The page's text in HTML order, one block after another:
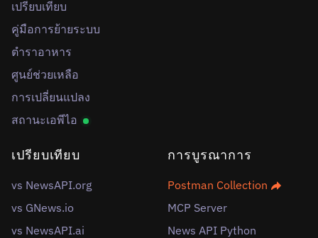
เปรียบเทียบ
คู่มือการย้ายระบบ
ตำราอาหาร
ศูนย์ช่วยเหลือ
การเปลี่ยนแปลง
สถานะเอพีไอ
เปรียบเทียบ
vs NewsAPI.org
vs GNews.io
vs NewsAPI.ai
การบูรณาการ
Postman Collection
MCP Server
News API Python